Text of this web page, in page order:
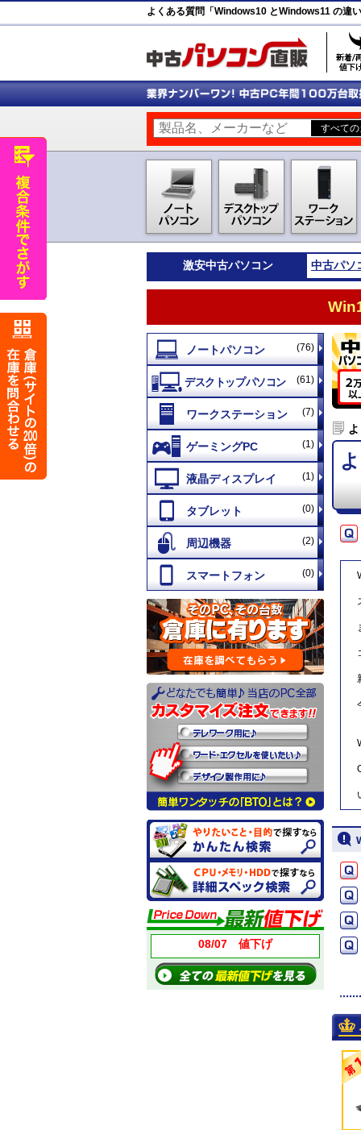
よくある質問「Windows10 とWindows11 の違
激安中古パソコン 中古パソ
(76)
(61)
(7)
(1)
(1)
(0)
(2)
(0)
08/07 値下げ